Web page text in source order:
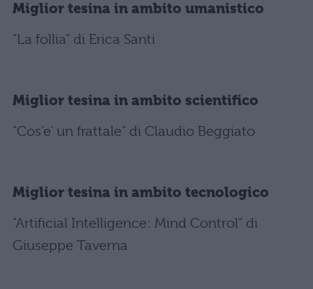
Miglior tesina in ambito umanistico
"La follia" di Erica Santi
Miglior tesina in ambito scientifico
"Cos’e’ un frattale" di Claudio Beggiato
Miglior tesina in ambito tecnologico
"Artificial Intelligence: Mind Control" di
Giuseppe Taverna